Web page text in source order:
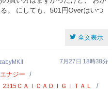
。 にしても、501円Overはいつ
全文表示
7月27日 18時38分
ナジー
2315 ＣＡＩＣＡＤＩＧＩＴＡＬ